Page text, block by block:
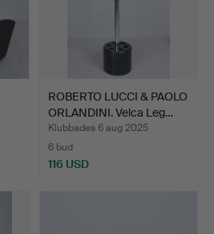
ROBERTO LUCCI & PAOLO
ORLANDINI. Velca Leg…
Klubbades 6 aug 2025
6 bud
116 USD